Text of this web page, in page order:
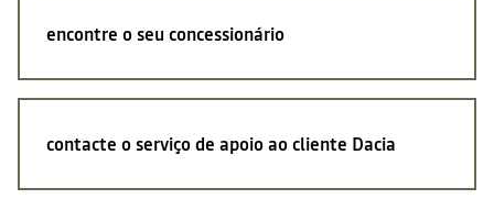
encontre o seu concessionário
contacte o serviço de apoio ao cliente Dacia